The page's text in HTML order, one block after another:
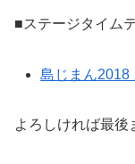
■ステージタイム
島じまん2018
よろしければ最後